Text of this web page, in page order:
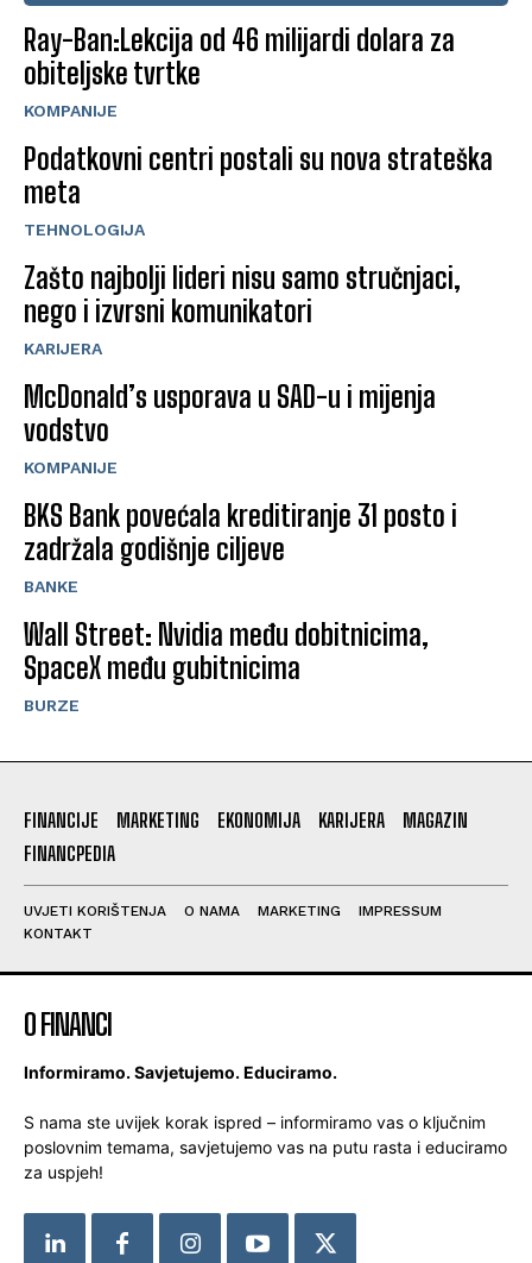
Ray-Ban:Lekcija od 46 milijardi dolara za
obiteljske tvrtke
KOMPANIJE
Podatkovni centri postali su nova strateška
meta
TEHNOLOGIJA
Zašto najbolji lideri nisu samo stručnjaci,
nego i izvrsni komunikatori
KARIJERA
McDonald’s usporava u SAD-u i mijenja
vodstvo
KOMPANIJE
BKS Bank povećala kreditiranje 31 posto i
zadržala godišnje ciljeve
BANKE
Wall Street: Nvidia među dobitnicima,
SpaceX među gubitnicima
BURZE
FINANCIJE MARKETING EKONOMIJA KARIJERA
MAGAZIN
FINANCPEDIA
UVJETI KORIŠTENJA O NAMA MARKETING
IMPRESSUM
KONTAKT
O FINANCI
Informiramo. Savjetujemo. Educiramo.
S nama ste uvijek korak ispred – informiramo vas o ključnim
poslovnim temama, savjetujemo vas na putu rasta i educiramo
za uspjeh!